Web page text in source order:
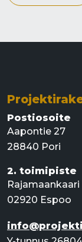
Postiosoite
Aapontie 27
28840 Pori
2. toimipiste
Rajamaankaari
02920 Espoo